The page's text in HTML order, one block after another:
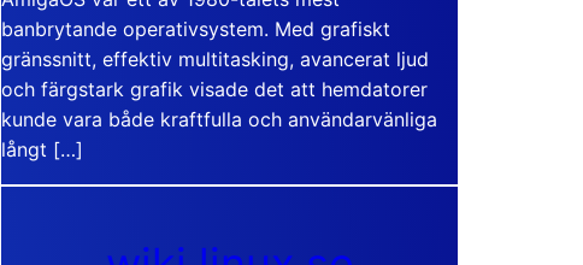
banbrytande operativsystem. Med grafiskt
gränssnitt, effektiv multitasking, avancerat ljud
och färgstark grafik visade det att hemdatorer
kunde vara både kraftfulla och användarvänliga
långt […]